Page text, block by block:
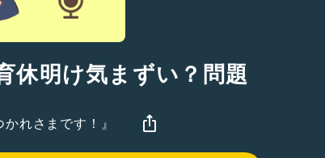
休明け気まずい？問題
れさまです！』